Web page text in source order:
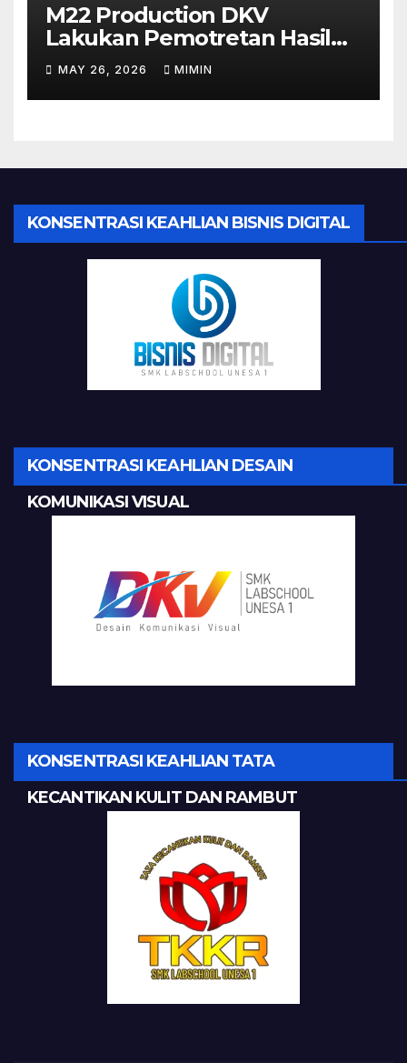
M22 Production DKV
Lakukan Pemotretan Hasil
Make Up Tugas Akhir Siswi
TKKR
MAY 26, 2026 MIMIN
KONSENTRASI KEAHLIAN BISNIS DIGITAL
KONSENTRASI KEAHLIAN DESAIN
KOMUNIKASI VISUAL
KONSENTRASI KEAHLIAN TATA
KECANTIKAN KULIT DAN RAMBUT